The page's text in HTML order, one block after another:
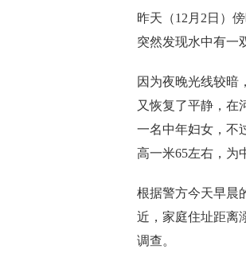
昨天（12月2日）
突然发现水中有一
因为夜晚光线较暗
又恢复了平静，在
一名中年妇女，不
高一米65左右，为
根据警方今天早晨
近，家庭住址距离
调查。